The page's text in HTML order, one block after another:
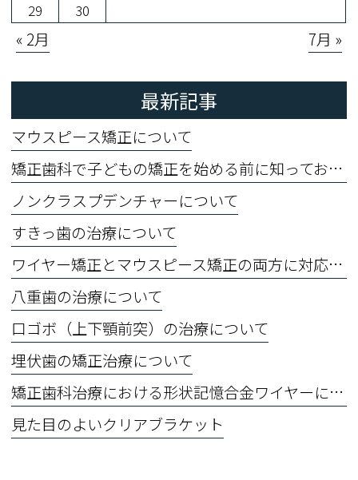
29
30
« 2月 7月 »
最新記事
マウスピース矯正について
矯正歯科で子どもの矯正を始める前に知っておくべきこと
ノンクラスプデンチャーについて
すきっ歯の治療について
ワイヤー矯正とマウスピース矯正の両方に対応できる歯科医院です
八重歯の治療について
口ゴボ（上下顎前突）の治療について
埋伏歯の矯正治療について
矯正歯科治療における形状記憶合金ワイヤーについて
見た目のよいクリアブラケット